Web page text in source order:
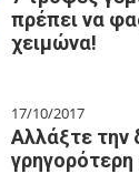
πρέπει να
χειμώνα!
17/10/2017
Αλλάξτε την